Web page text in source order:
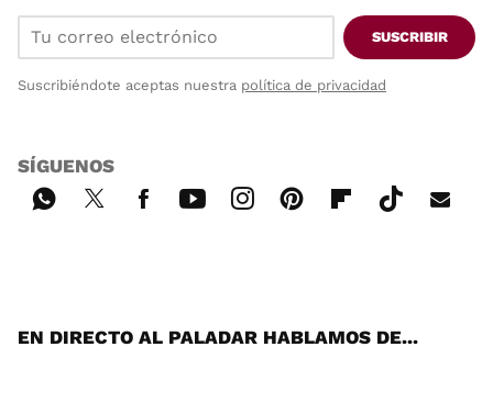
SUSCRIBIR
Suscribiéndote aceptas nuestra política de privacidad
SÍGUENOS
EN DIRECTO AL PALADAR HABLAMOS DE...